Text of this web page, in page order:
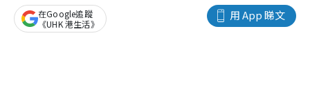
用 App 睇文
在Google追蹤
《UHK 港生活》